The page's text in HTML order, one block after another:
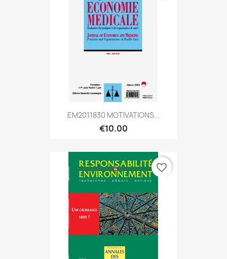
EM2011830 MOTIVATIONS...
€10.00
favorite_border